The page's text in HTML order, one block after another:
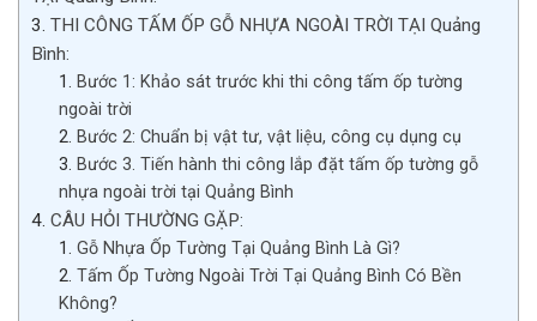
THI CÔNG TẤM ỐP GỖ NHỰA NGOÀI TRỜI TẠI Quảng
Bình:
Bước 1: Khảo sát trước khi thi công tấm ốp tường
ngoài trời
Bước 2: Chuẩn bị vật tư, vật liệu, công cụ dụng cụ
Bước 3. Tiến hành thi công lắp đặt tấm ốp tường gỗ
nhựa ngoài trời tại Quảng Bình
CÂU HỎI THƯỜNG GẶP:
Gỗ Nhựa Ốp Tường Tại Quảng Bình Là Gì?
Tấm Ốp Tường Ngoài Trời Tại Quảng Bình Có Bền
Không?